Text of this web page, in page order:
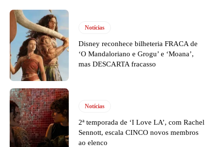
Notícias
Disney reconhece bilheteria FRACA de
‘O Mandaloriano e Grogu’ e ‘Moana’,
mas DESCARTA fracasso
Notícias
2ª temporada de ‘I Love LA’, com Rachel
Sennott, escala CINCO novos membros
ao elenco